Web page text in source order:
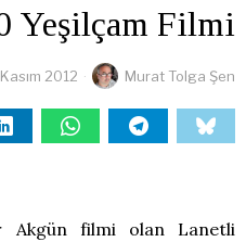
Yeşilçam Filmi
2012 Murat Tolga Şen
Akgün filmi olan Lanetli